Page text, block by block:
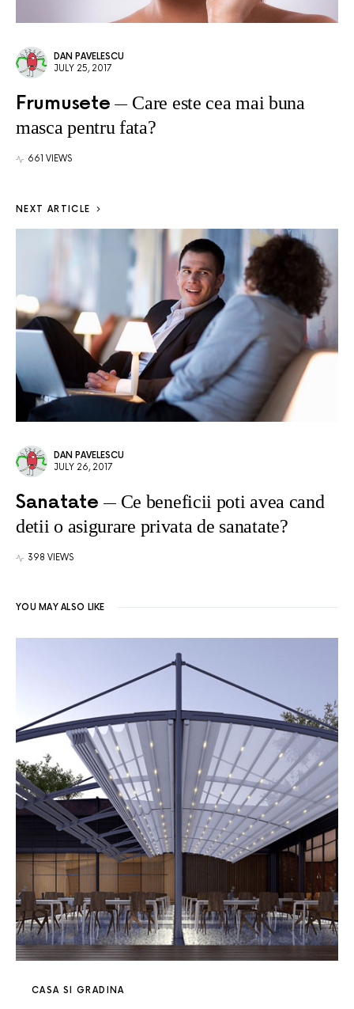
DAN PAVELESCU
JULY 25, 2017
Frumusete
Care este cea mai buna
masca pentru fata?
661 VIEWS
NEXT ARTICLE
DAN PAVELESCU
JULY 26, 2017
Sanatate
Ce beneficii poti avea cand
detii o asigurare privata de sanatate?
398 VIEWS
YOU MAY ALSO LIKE
CASA SI GRADINA